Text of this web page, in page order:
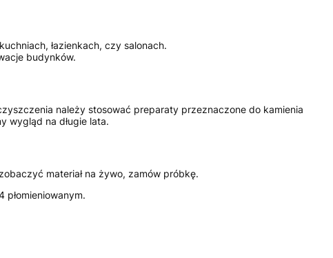
łazienkach, czy salonach.
budynków.
należy stosować preparaty przeznaczone do kamienia
wygląd na długie lata.
materiał na żywo, zamów próbkę.